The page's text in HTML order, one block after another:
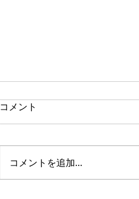
コメント
コメントを追加…